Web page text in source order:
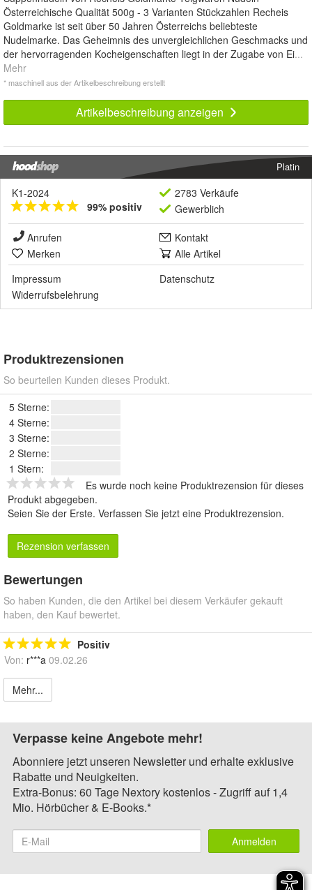
Österreichische Qualität 500g - 3 Varianten Stückzahlen Recheis
Goldmarke ist seit über 50 Jahren Österreichs beliebteste
Nudelmarke. Das Geheimnis des unvergleichlichen Geschmacks und
der hervorragenden Kocheigenschaften liegt in der Zugabe von Ei...
Mehr
* maschinell aus der Artikelbeschreibung erstellt
Artikelbeschreibung anzeigen
Platin
K1-2024
99% positiv
2783 Verkäufe
Gewerblich
Anrufen
Kontakt
Merken
Alle Artikel
Impressum
Datenschutz
Widerrufsbelehrung
Produktrezensionen
So beurteilen Kunden dieses Produkt.
5 Sterne:
4 Sterne:
3 Sterne:
2 Sterne:
1 Stern:
Es wurde noch keine Produktrezension für dieses
Produkt abgegeben.
Seien Sie der Erste. Verfassen Sie jetzt eine Produktrezension.
Rezension verfassen
Bewertungen
So haben Kunden, die den Artikel bei diesem Verkäufer gekauft
haben, den Kauf bewertet.
Positiv
Von: r***a 09.02.26
Mehr...
Verpasse keine Angebote mehr!
Abonniere jetzt unseren Newsletter und erhalte exklusive
Rabatte und Neuigkeiten.
Extra-Bonus: 60 Tage Nextory kostenlos - Zugriff auf 1,4
Mio. Hörbücher & E-Books.*
Anmelden